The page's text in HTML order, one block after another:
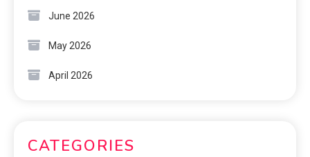
June 2026
May 2026
April 2026
CATEGORIES